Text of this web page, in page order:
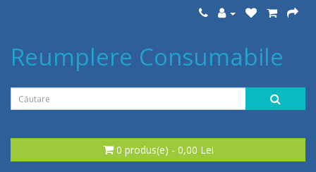
Reumplere Consumabile
0 produs(e) - 0,00 Lei